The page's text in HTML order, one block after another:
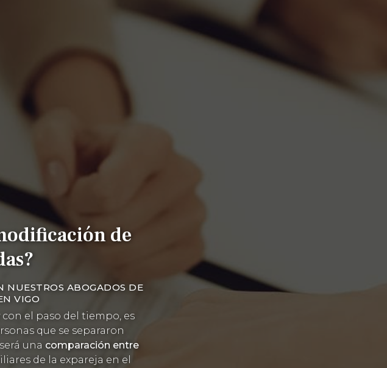
de
NUESTROS ABOGADOS DE
VIGO
el paso del tiempo, es
que se separaron
una comparación entre
de la expareja en el